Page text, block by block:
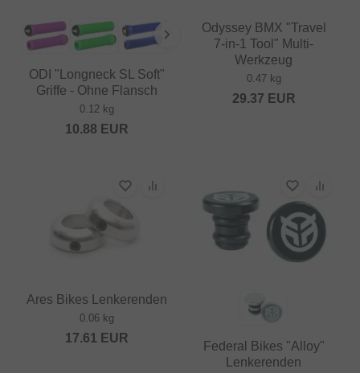
ODI "Longneck SL Soft"
Griffe - Ohne Flansch
0.12 kg
10.88 EUR
Odyssey BMX "Travel
7‑in‑1 Tool" Multi-
Werkzeug
0.47 kg
29.37 EUR
Ares Bikes Lenkerenden
0.06 kg
17.61 EUR
Federal Bikes "Alloy"
Lenkerenden